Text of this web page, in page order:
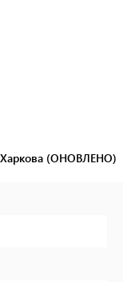
Харкова (ОНОВЛЕНО)